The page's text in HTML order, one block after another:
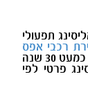
תפעולי
רכבי אפס
. יש לה ניסיון של כמעט 30 שנה
פרטי לפי